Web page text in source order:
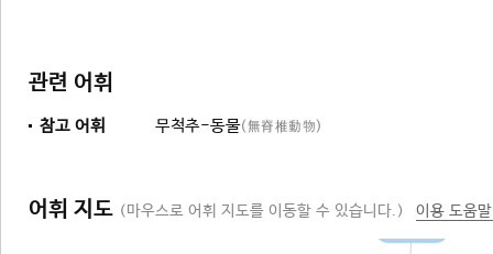
관련 어휘
참고 어휘 무척추-동물(無脊椎動物)
어휘 지도 (마우스로 어휘 지도를 이동할 수 있습니다.) 이용 도움